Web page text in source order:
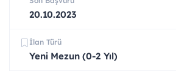
20.10.2023
İlan Türü
Yeni Mezun (0-2 Yıl)